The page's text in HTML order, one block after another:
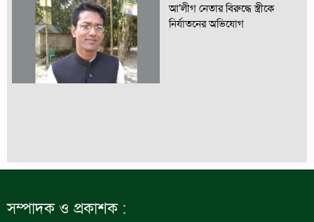
আ’লীগ নেতার বিরুদ্ধে স্ত্রীকে
নির্যাতনের অভিযোগ
সম্পাদক ও প্রকাশক :